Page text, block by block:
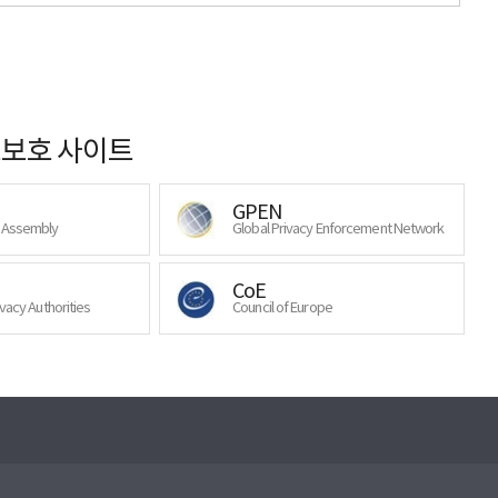
호 사이트
GPEN
Global Privacy Enforcement Network
Authorities
CoE
Council of Europe